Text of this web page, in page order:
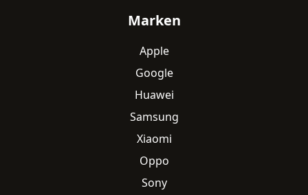
Marken
Apple
Google
Huawei
Samsung
Xiaomi
Oppo
Sony